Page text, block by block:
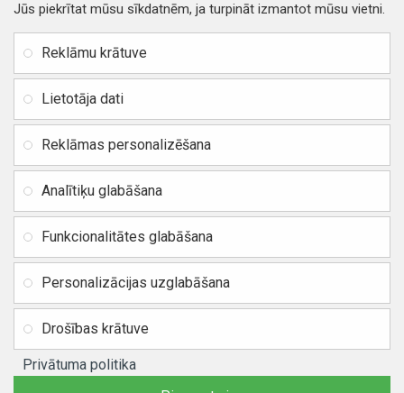
Kontakti
Distances līgums
Privātuma politika
Preču un naudas atgriešana
Piegādes un apmaksa
Vietnes karte
Rekvizīti
Jur. adrese: Zasulauka iela
Reģ. Nr. 40103717618,
BIC / SWIFT: HABALV22
TEl.: +371 20219155
E-pasts:info@mobipart.eu
Autortiesības © 2021, MOBIPART.EU, Visas tiesības aizsargātas
Jūs piekrītat mūsu sīkdatnēm, ja turpināt izmantot mūsu vietni.
Reklāmu krātuve
Lietotāja dati
Reklāmas personalizēšana
Analītiķu glabāšana
Funkcionalitātes glabāšana
Personalizācijas uzglabāšana
Drošības krātuve
Privātuma politika